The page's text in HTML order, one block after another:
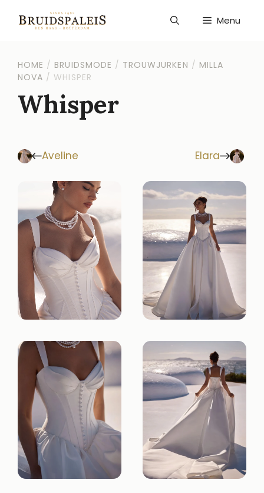
naar
Menu
HOME / BRUIDSMODE / TROUWJURKEN / MILLA
NOVA /WHISPER
Whisper
Aveline Elara